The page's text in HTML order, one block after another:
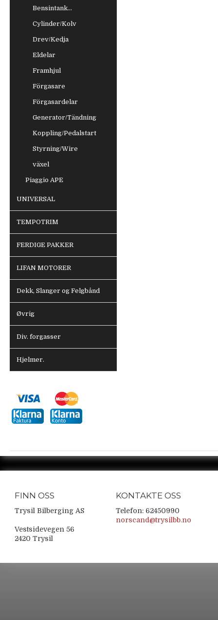
Bensintank...
Cylinder/Kolv
Drev/Kedja
Eldelar
Framhjul
Förgasare
Förgasardelar
Generator/Tändning
Koppling/Pedalstart
Styrning/Wire
växel
Piaggio APE
UNIVERSAL
TEMPOTRIM
FERDIGE PAKKER
LIFAN MOTORER
Dekk, Slanger og Felgbånd
Øvrig
Div. forgasser
Hjelmer.
FINN OSS
Trysil Bilberging AS
Vestsidevegen 56
2420 Trysil
KONTAKTE OSS
Telefon: 62450990
norscand@trysilbb.no